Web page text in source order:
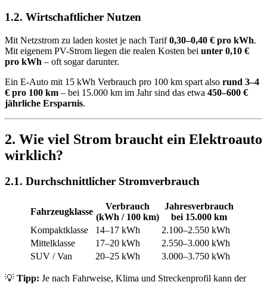
1.2. Wirtschaftlicher Nutzen
Mit Netzstrom zu laden kostet je nach Tarif0,30–0,40 € pro kWh.
Mit eigenem PV-Strom liegen die realen Kosten bei unter 0,10 €
pro kWh – oft sogar darunter.
Ein E-Auto mit 15 kWh Verbrauch pro 100 km spart also rund 3–4
€ pro 100 km – bei 15.000 km im Jahr sind das etwa 450–600 €
jährliche Ersparnis.
2. Wie viel Strom braucht ein Elektroauto
wirklich?
2.1. Durchschnittlicher Stromverbrauch
Fahrzeugklasse
Verbrauch
(kWh / 100 km)
Jahresverbrauch
bei 15.000 km
Kompaktklasse
14–17 kWh
2.100–2.550 kWh
Mittelklasse
17–20 kWh
2.550–3.000 kWh
SUV / Van
20–25 kWh 3.000–3.750 kWh
💡 Tipp: Je nach Fahrweise, Klima und Streckenprofil kann der